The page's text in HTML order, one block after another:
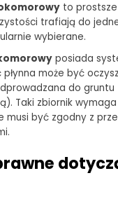
to prostsze
trafiają do
wybierane.
posiada
może być
do gruntu
Taki zbiornik
musi być zgodny z